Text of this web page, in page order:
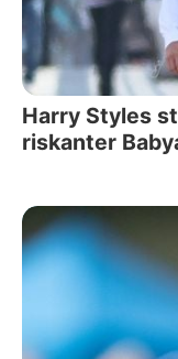
Harry Styles
riskanter